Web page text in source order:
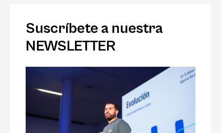
Suscríbete a nuestra
NEWSLETTER